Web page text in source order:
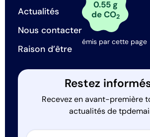
Actualités
Nous contacter
Raison d’être
0.55 g
de CO2
émis par cette page
Restez
Recevez en avant-première
actualités de